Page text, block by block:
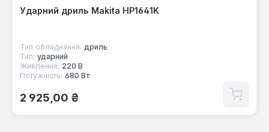
Ударний дриль Makita HP1641K
Тип обладнання: дриль
Тип: ударний
Живлення: 220 В
Потужність: 680 Вт
Звичайна ціна:
2 925,00 ₴